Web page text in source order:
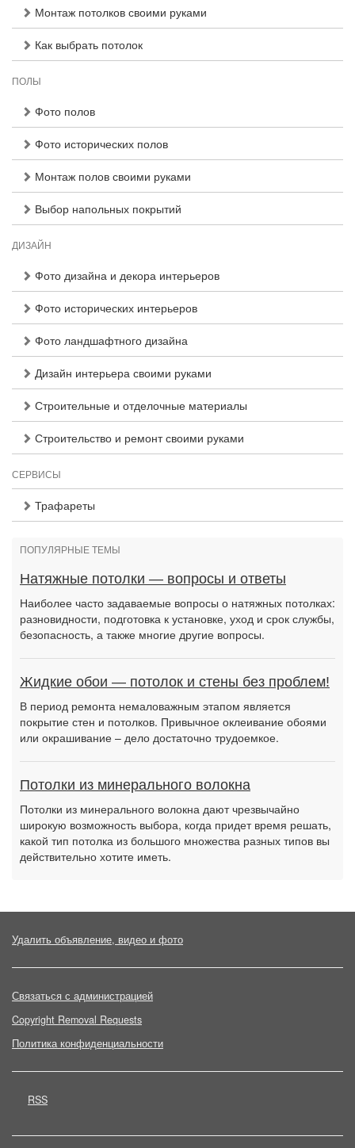
Монтаж потолков своими руками
Как выбрать потолок
ПОЛЫ
Фото полов
Фото исторических полов
Монтаж полов своими руками
Выбор напольных покрытий
ДИЗАЙН
Фото дизайна и декора интерьеров
Фото исторических интерьеров
Фото ландшафтного дизайна
Дизайн интерьера своими руками
Строительные и отделочные материалы
Строительство и ремонт своими руками
СЕРВИСЫ
Трафареты
ПОПУЛЯРНЫЕ ТЕМЫ
Натяжные потолки — вопросы и ответы
Наиболее часто задаваемые вопросы о натяжных потолках:
разновидности, подготовка к установке, уход и срок службы,
безопасность, а также многие другие вопросы.
Жидкие обои — потолок и стены без проблем!
В период ремонта немаловажным этапом является
покрытие стен и потолков. Привычное оклеивание обоями
или окрашивание – дело достаточно трудоемкое.
Потолки из минерального волокна
Потолки из минерального волокна дают чрезвычайно
широкую возможность выбора, когда придет время решать,
какой тип потолка из большого множества разных типов вы
действительно хотите иметь.
Удалить объявление, видео и фото
Связаться с администрацией
Copyright Removal Requests
Политика конфиденциальности
RSS